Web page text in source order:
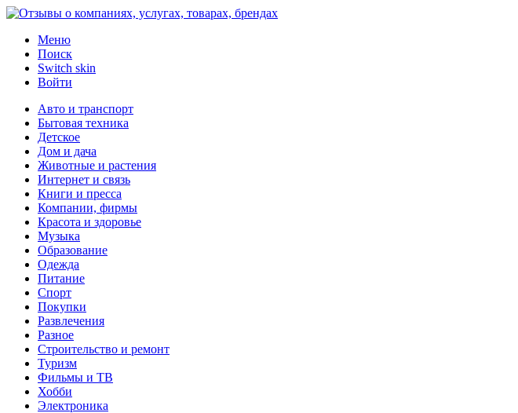
Меню
Поиск
Switch skin
Войти
Авто и транспорт
Бытовая техника
Детское
Дом и дача
Животные и растения
Интернет и связь
Книги и пресса
Компании, фирмы
Красота и здоровье
Музыка
Образование
Одежда
Питание
Спорт
Покупки
Развлечения
Разное
Строительство и ремонт
Туризм
Фильмы и ТВ
Хобби
Электроника